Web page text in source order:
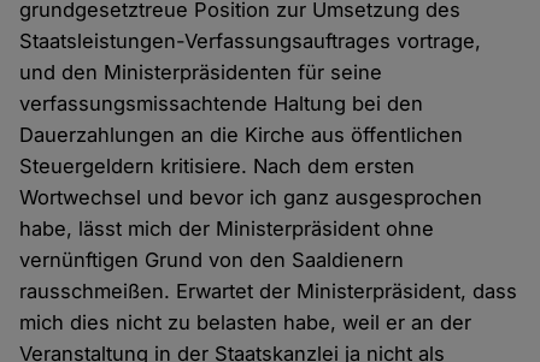
grundgesetztreue Position zur Umsetzung des
Staatsleistungen-Verfassungsauftrages vortrage,
und den Ministerpräsidenten für seine
verfassungsmissachtende Haltung bei den
Dauerzahlungen an die Kirche aus öffentlichen
Steuergeldern kritisiere. Nach dem ersten
Wortwechsel und bevor ich ganz ausgesprochen
habe, lässt mich der Ministerpräsident ohne
vernünftigen Grund von den Saaldienern
rausschmeißen. Erwartet der Ministerpräsident, dass
mich dies nicht zu belasten habe, weil er an der
Veranstaltung in der Staatskanzlei ja nicht als